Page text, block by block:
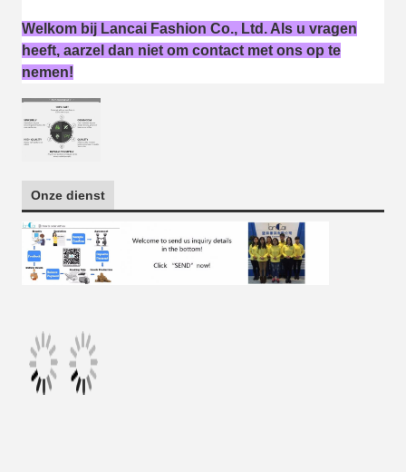
Welkom bij Lancai Fashion Co., Ltd. Als u vragen
heeft, aarzel dan niet om contact met ons op te
nemen!
Onze dienst